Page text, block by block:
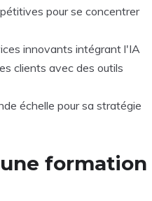
pour se concentrer
innovants intégrant l'IA
clients avec des outils
échelle pour sa stratégie
formation